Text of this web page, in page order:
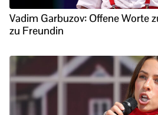
Vadim Garbuzov: Offene Worte
zu Freundin